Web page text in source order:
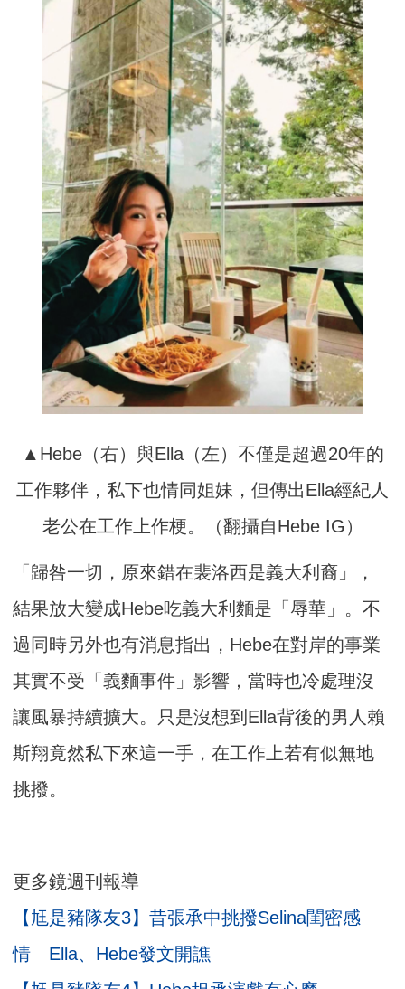
▲Hebe（右）與Ella（左）不僅是超過20年的
工作夥伴，私下也情同姐妹，但傳出Ella經紀人
老公在工作上作梗。（翻攝自Hebe IG）
「歸咎一切，原來錯在裴洛西是義大利裔」，
結果放大變成Hebe吃義大利麵是「辱華」。不
過同時另外也有消息指出，Hebe在對岸的事業
其實不受「義麵事件」影響，當時也冷處理沒
讓風暴持續擴大。只是沒想到Ella背後的男人賴
斯翔竟然私下來這一手，在工作上若有似無地
挑撥。
更多鏡週刊報導
【尪是豬隊友3】昔張承中挑撥Selina閨密感
情 Ella、Hebe發文開譙